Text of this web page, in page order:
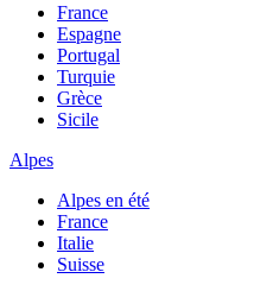
France
Espagne
Portugal
Turquie
Grèce
Sicile
Alpes
Alpes en été
France
Italie
Suisse